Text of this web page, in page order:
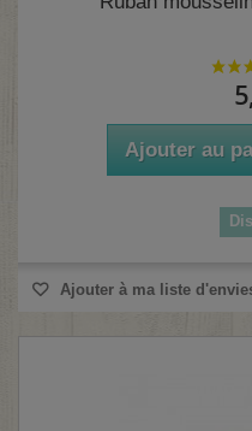
Ajouter au
Ajouter à ma liste